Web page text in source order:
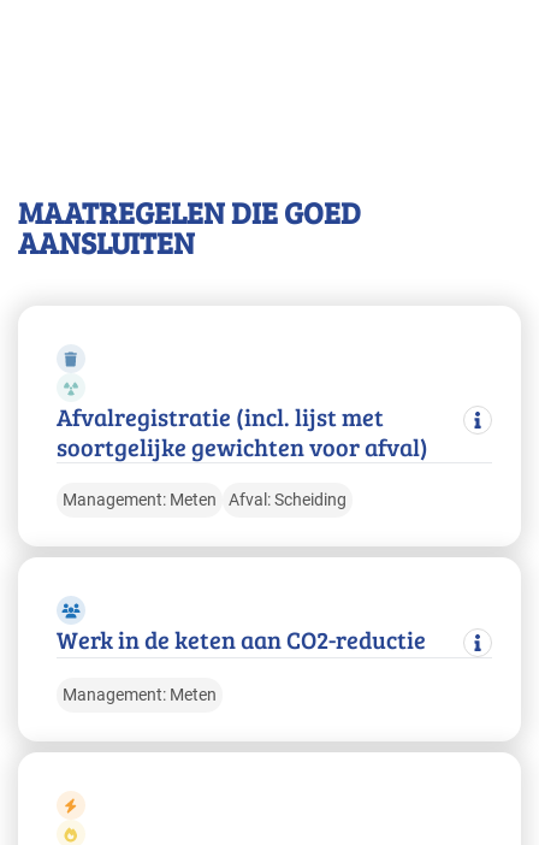
MAATREGELEN DIE GOED
AANSLUITEN
Afvalregistratie (incl. lijst met
soortgelijke gewichten voor afval)
Management: Meten Afval: Scheiding
Werk in de keten aan CO2-reductie
Management: Meten